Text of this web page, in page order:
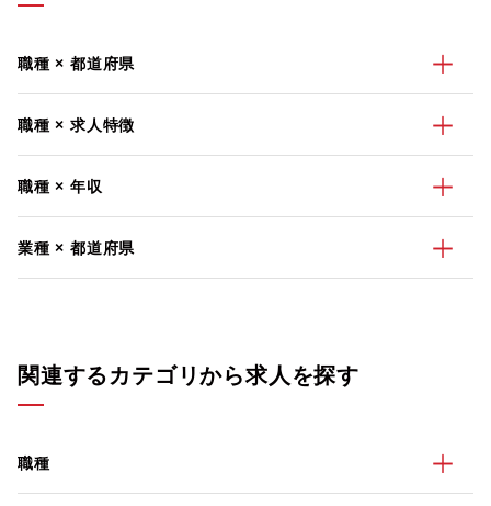
職種 × 都道府県
職種 × 求人特徴
職種 × 年収
業種 × 都道府県
関連するカテゴリから求人を探す
職種